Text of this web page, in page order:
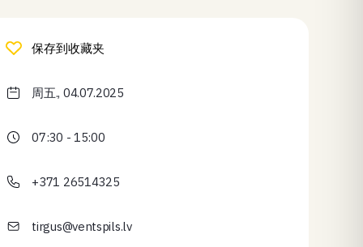
保存到收藏夹
周五., 04.07.2025
07:30 - 15:00
+371 26514325
tirgus@ventspils.lv